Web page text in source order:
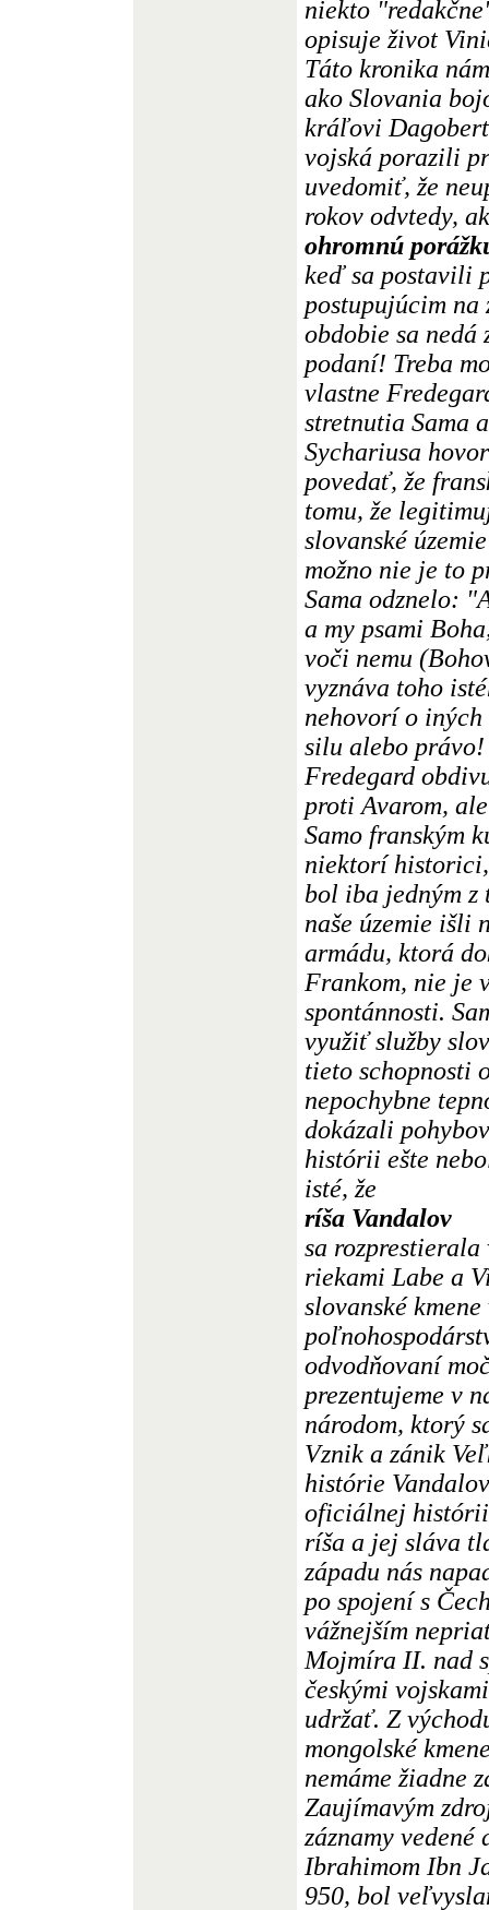
niekto
opisuje život
Táto kronika
ako Slovania
kráľovi
vojská porazili
uvedomiť, že
rokov odvtedy,
ohromnú
keď sa postavili
postupujúcim na
obdobie sa nedá
podaní! Treba
vlastne
stretnutia Sama
Sychariusa
povedať, že
tomu, že
slovanské
možno nie je to
Sama odznelo:
a my psami
voči nemu
vyznáva toho
nehovorí o
silu alebo právo!
Fredegard
proti Avarom,
Samo franským
niektorí
bol iba jedným z
naše územie išli
armádu, ktorá
Frankom, nie je
spontánnosti.
využiť služby
tieto schopnosti
nepochybne
dokázali
histórii ešte
isté, že
ríša Vandalov
sa rozprestierala
riekami Labe a
slovanské
odvodňovaní
prezentujeme v
národom, ktorý
Vznik a zánik
histórie
oficiálnej histórii
ríša a jej sláva
západu nás
po spojení s
vážnejším
Mojmíra II. nad
českými
udržať. Z
mongolské
nemáme žiadne
Zaujímavým
záznamy
Ibrahimom Ibn
950, bol